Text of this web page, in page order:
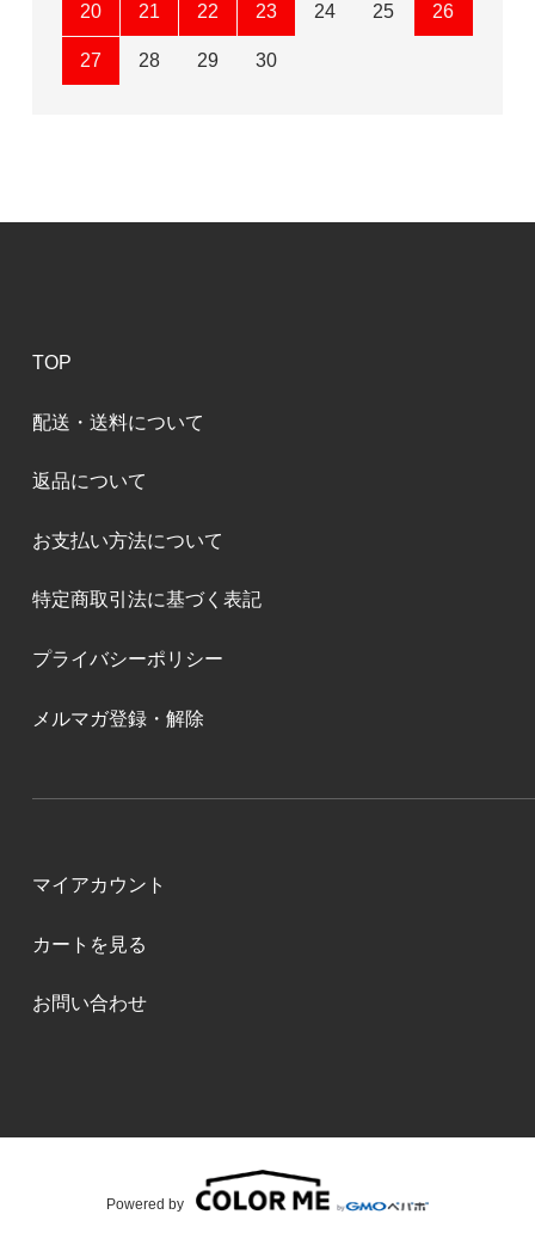
20 21 22 23 24 25 26
27 28 29 30
TOP
配送・送料について
返品について
お支払い方法について
特定商取引法に基づく表記
プライバシーポリシー
メルマガ登録・解除
マイアカウント
カートを見る
お問い合わせ
Powered by